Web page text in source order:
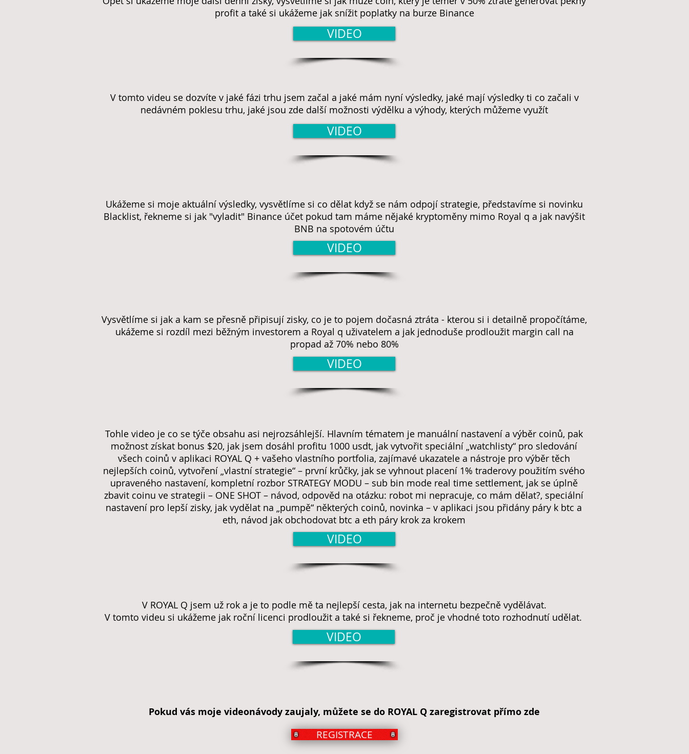
profit a také si ukážeme jak snížit poplatky na burze Binance
VIDEO
V tomto videu se dozvíte v jaké fázi trhu jsem začal a jaké mám nyní výsledky, jaké mají výsledky ti co začali v
nedávném poklesu trhu, jaké jsou zde další možnosti výdělku a výhody, kterých můžeme využít
VIDEO
Ukážeme si moje aktuální výsledky, vysvětlíme si co dělat když se nám odpojí strategie, představíme si novinku
Blacklist, řekneme si jak "vyladit" Binance účet pokud tam máme nějaké kryptoměny mimo Royal q a jak navýšit
BNB na spotovém účtu
VIDEO
Vysvětlíme si jak a kam se přesně připisují zisky, co je to pojem dočasná ztráta - kterou si i detailně propočítáme,
ukážeme si rozdíl mezi běžným investorem a Royal q uživatelem a jak jednoduše prodloužit margin call na
propad až 70% nebo 80%
VIDEO
Tohle video je co se týče obsahu asi nejrozsáhlejší. Hlavním tématem je manuální nastavení a výběr coinů, pak
možnost získat bonus $20, jak jsem dosáhl profitu 1000 usdt, jak vytvořit speciální „watchlisty“ pro sledování
všech coinů v aplikaci ROYAL Q + vašeho vlastního portfolia, zajímavé ukazatele a nástroje pro výběr těch
nejlepších coinů, vytvoření „vlastní strategie“ – první krůčky, jak se vyhnout placení 1% traderovy použitím svého
upraveného nastavení, kompletní rozbor STRATEGY MODU – sub bin mode real time settlement, jak se úplně
zbavit coinu ve strategii – ONE SHOT – návod, odpověd na otázku: robot mi nepracuje, co mám dělat?, speciální
nastavení pro lepší zisky, jak vydělat na „pumpě“ některých coinů, novinka – v aplikaci jsou přidány páry k btc a
eth, návod jak obchodovat btc a eth páry krok za krokem
VIDEO
V ROYAL Q jsem už rok a je to podle mě ta nejlepší cesta, jak na internetu bezpečně vydělávat.
V tomto videu si ukážeme jak roční licenci prodloužit a také si řekneme, proč je vhodné toto rozhodnutí udělat.
VIDEO
Pokud vás moje videonávody zaujaly, můžete se do ROYAL Q zaregistrovat přímo zde
REGISTRACE